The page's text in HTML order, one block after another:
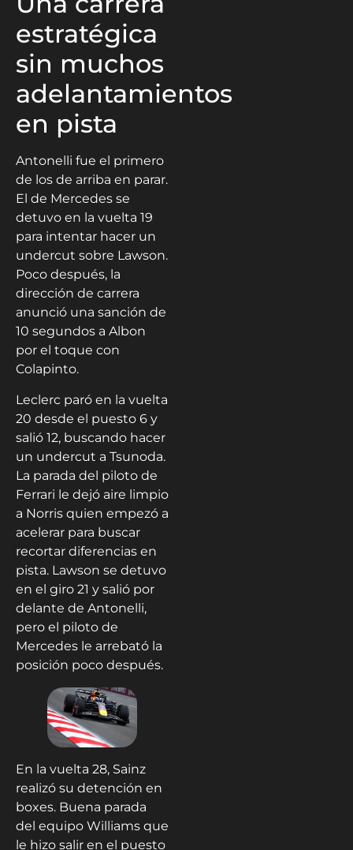
estratégica
sin muchos
adelantamientos
en pista
Antonelli fue el primero
de los de arriba en parar.
El de Mercedes se
detuvo en la vuelta 19
para intentar hacer un
undercut sobre Lawson.
Poco después, la
dirección de carrera
anunció una sanción de
10 segundos a Albon
por el toque con
Colapinto.
Leclerc paró en la vuelta
20 desde el puesto 6 y
salió 12, buscando hacer
un undercut a Tsunoda.
La parada del piloto de
Ferrari le dejó aire limpio
a Norris quien empezó a
acelerar para buscar
recortar diferencias en
pista. Lawson se detuvo
en el giro 21 y salió por
delante de Antonelli,
pero el piloto de
Mercedes le arrebató la
posición poco después.
En la vuelta 28, Sainz
realizó su detención en
boxes. Buena parada
del equipo Williams que
le hizo salir en el puesto